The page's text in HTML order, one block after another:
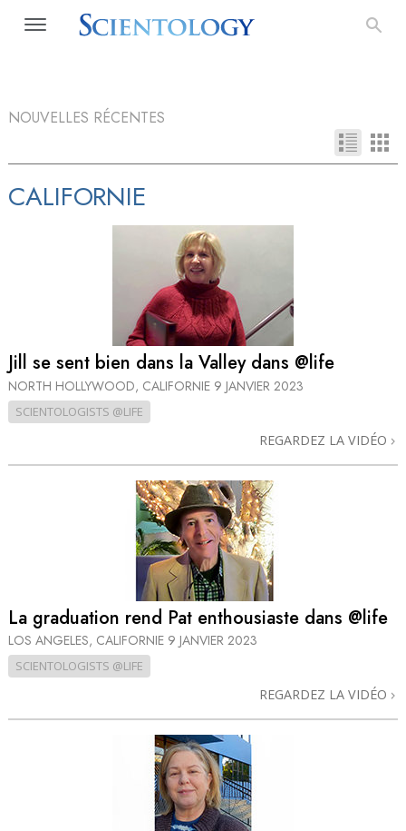
NOUVELLES RÉCENTES
CALIFORNIE
Jill se sent bien dans la Valley dans @life
NORTH HOLLYWOOD, CALIFORNIE 9 JANVIER 2023
SCIENTOLOGISTS @LIFE
REGARDEZ LA VIDÉO
La graduation rend Pat enthousiaste dans @life
LOS ANGELES, CALIFORNIE 9 JANVIER 2023
SCIENTOLOGISTS @LIFE
REGARDEZ LA VIDÉO